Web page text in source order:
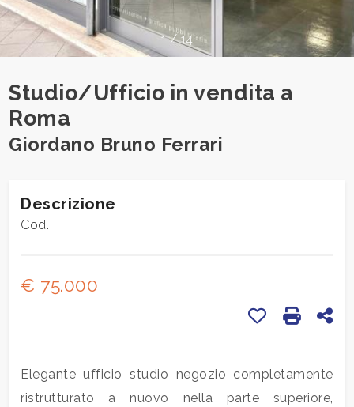
1 / 14
Studio/Ufficio in vendita a
Roma
Giordano Bruno Ferrari
Descrizione
Cod.
€ 75.000
Stampa:
Preferiti: Cod.
Elegante ufficio studio negozio completamente
ristrutturato a nuovo nella parte superiore,
Provincia
Comune
Tipologia
Commerciali